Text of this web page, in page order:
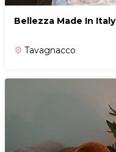
Bellezza Made In Italy
place Tavagnacco